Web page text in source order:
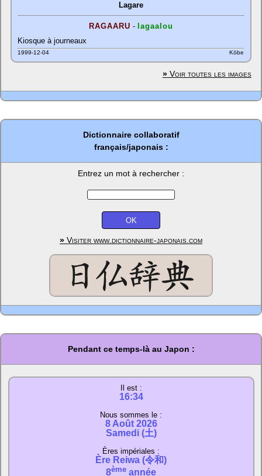
Lagare
RAGAARU - lagaalou
Kiosque à journeaux
1999-12-04 Kōbe
»Voir toutes les images
Dictionnaire collaboratif
français/japonais :
Entrez un mot à rechercher :
» Visiter www.dictionnaire-japonais.com
Pendant ce temps-là au Japon :
Il est :
16:34
Nous sommes le :
8 Août 2026
Samedi (土)
Ères impériales :
Ère Reiwa (令和)
8ème année